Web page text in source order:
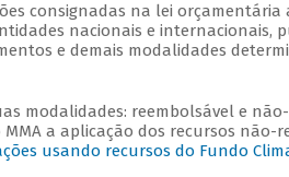
consignadas na lei
nacionais e internacionais,
e demais modalidades
modalidades: reembolsável e
a aplicação dos recursos não-
usando recursos do Fundo